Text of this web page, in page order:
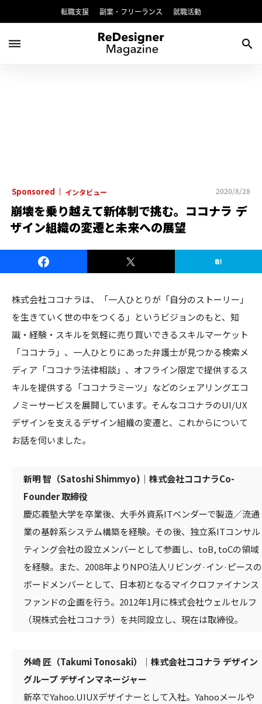
転職支援 副業・フリーランス 就職活動
dehaze search
Sponsored インタビュー 2020/8/28
崩壊を乗り越えて新体制で挑む。ココナラ デ
ザイン組織の変遷と未来への展望
株式会社ココナラは、「一人ひとりが「自分のストーリー」
を生きていく世の中をつくる」というビジョンのもと、知
識・経験・スキルを気軽に売り買いできるスキルマーケット
「ココナラ」、一人ひとりにあった弁護士が見つかる検索メ
ディア「ココナラ法律相談」、オフライン限定で提供するス
キルを提供する「ココナラミーツ」などのシェアリングエコ
ノミーサービスを展開しています。そんなココナラのUI/UX
デザインを支えるデザイン組織の変遷と、これからについて
お話を伺いました。
新明 智（Satoshi Shimmyo)｜株式会社ココナラCo-
Founder 取締役
慶応義塾大学を卒業後、大手外資系ITベンダーで製造／流通
業の基幹系システム構築を経験。その後、独立系ITコンサル
ティング会社の設立メンバーとして参画し、toB, toCの領域
を経験。また、2008年よりNPO法人リビング·イン·ピースの
ボードメンバーとして、日本初となるマイクロファイナンス
ファンドの企画を行う。2012年1月に株式会社ウェルセルフ
（現株式会社ココナラ）を共同設立し、現在は取締役。
外崎 匠（Takumi Tonosaki）｜株式会社ココナラ デザイン
グループ デザインマネージャー
新卒でYahoo.UIUXデザイナーとして入社。Yahooメールや